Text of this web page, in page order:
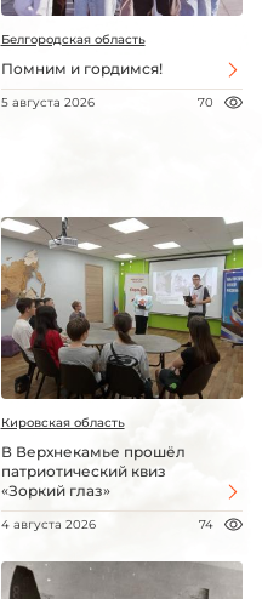
Белгородская область
Помним и гордимся!
5 августа 2026 70
Кировская область
В Верхнекамье прошёл
патриотический квиз
«Зоркий глаз»
4 августа 2026 74